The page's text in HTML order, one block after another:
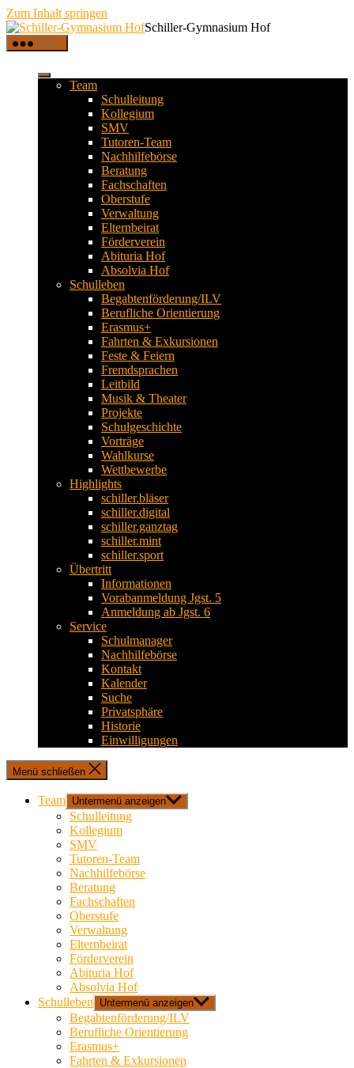
Zum Inhalt springen
Schiller-Gymnasium Hof
Menü
Team
Schulleitung
Kollegium
SMV
Tutoren-Team
Nachhilfebörse
Beratung
Fachschaften
Oberstufe
Verwaltung
Elternbeirat
Förderverein
Abituria Hof
Absolvia Hof
Schulleben
Begabtenförderung/ILV
Berufliche Orientierung
Erasmus+
Fahrten & Exkursionen
Feste & Feiern
Fremdsprachen
Leitbild
Musik & Theater
Projekte
Schulgeschichte
Vorträge
Wahlkurse
Wettbewerbe
Highlights
schiller.bläser
schiller.digital
schiller.ganztag
schiller.mint
schiller.sport
Übertritt
Informationen
Vorabanmeldung Jgst. 5
Anmeldung ab Jgst. 6
Service
Schulmanager
Nachhilfebörse
Kontakt
Kalender
Suche
Privatsphäre
Historie
Einwilligungen
Menü schließen
Team Untermenü anzeigen
Schulleitung
Kollegium
SMV
Tutoren-Team
Nachhilfebörse
Beratung
Fachschaften
Oberstufe
Verwaltung
Elternbeirat
Förderverein
Abituria Hof
Absolvia Hof
Schulleben
Untermenü anzeigen
Begabtenförderung/ILV
Berufliche Orientierung
Erasmus+
Fahrten & Exkursionen